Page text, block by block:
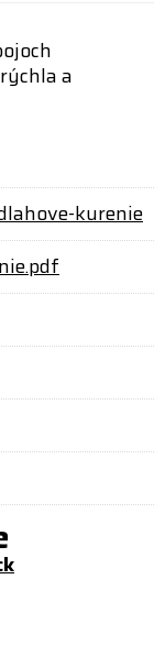
a
kurenie